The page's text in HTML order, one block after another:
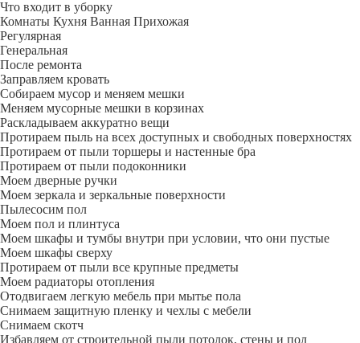
Что входит в уборку
Регу­лярная
Гене­ральная
После ремонта
Заправляем кровать
Собираем мусор и меняем мешки
Меняем мусорные мешки в корзинах
Раскладываем аккуратно вещи
Протираем пыль на всех доступных и свободных поверхностях
Протираем от пыли торшеры и настенные бра
Протираем от пыли подоконники
Моем дверные ручки
Моем зеркала и зеркальные поверхности
Пылесосим пол
Моем пол и плинтуса
Моем шкафы и тумбы внутри при условии, что они пустые
Моем шкафы сверху
Протираем от пыли все крупные предметы
Моем радиаторы отопления
Отодвигаем легкую мебель при мытье пола
Снимаем защитную пленку и чехлы с мебели
Снимаем скотч
Избавляем от строительной пыли потолок, стены и пол